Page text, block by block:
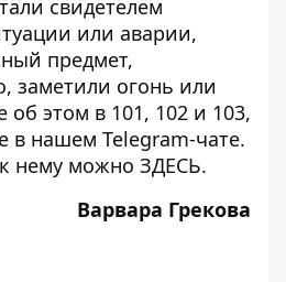
свидетелем
или аварии,
предмет,
заметили огонь или
этом в 101, 102 и 103,
в нашем Telegram-чате.
нему можно ЗДЕСЬ.
Варвара Грекова